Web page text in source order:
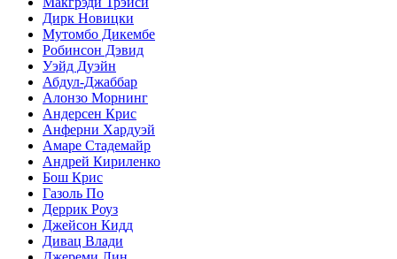
Дирк Новицки
Мутомбо Дикембе
Робинсон Дэвид
Уэйд Дуэйн
Абдул-Джаббар
Алонзо Морнинг
Андерсен Крис
Анферни Xардуэй
Амаре Стадемайр
Андрей Кириленко
Бош Крис
Газоль По
Деррик Роуз
Джейсон Кидд
Дивац Влади